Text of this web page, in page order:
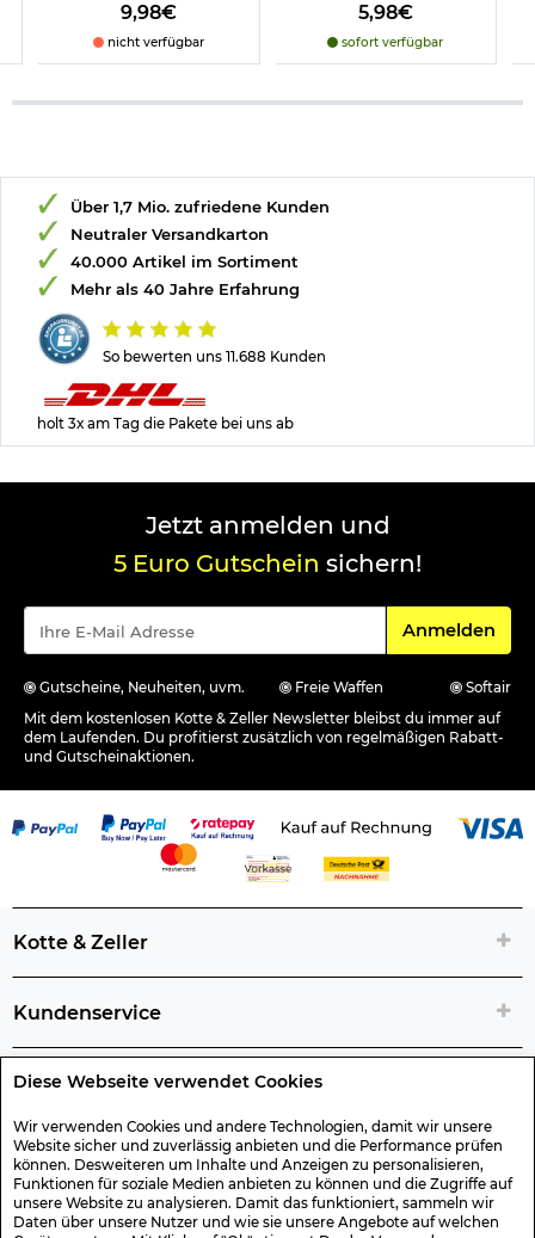
Diese Webseite verwendet Cookies
Wir verwenden Cookies und andere Technologien, damit wir unsere
Website sicher und zuverlässig anbieten und die Performance prüfen
können. Desweiteren um Inhalte und Anzeigen zu personalisieren,
Funktionen für soziale Medien anbieten zu können und die Zugriffe auf
unsere Website zu analysieren. Damit das funktioniert, sammeln wir
Daten über unsere Nutzer und wie sie unsere Angebote auf welchen
9,98€
nicht verfügbar
5,98€
sofort verfügbar
So bewerten uns 11.688 Kunden
Über 1,7 Mio. zufriedene Kunden
Neutraler Versandkarton
40.000 Artikel im Sortiment
Mehr als 40 Jahre Erfahrung
holt 3x am Tag die Pakete bei uns ab
Jetzt anmelden und
5 Euro Gutschein sichern!
Für den
Anmelden
Gutscheine, Neuheiten, uvm. Freie Waffen
Softair
Mit dem kostenlosen Kotte & Zeller Newsletter bleibst du immer auf
dem Laufenden. Du profitierst zusätzlich von regelmäßigen Rabatt-
und Gutscheinaktionen.
Kotte & Zeller
Kundenservice
Rechtliche Artikelinfos
Geschenk-Gutscheine
Versand & Rücksendung